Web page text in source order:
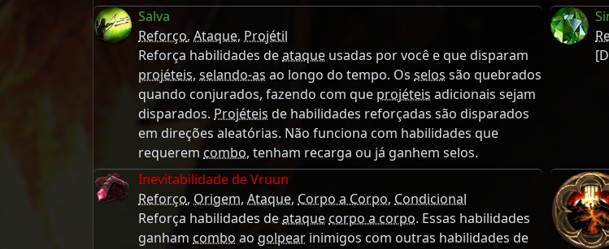
Salva
Reforço, Ataque, Projétil
Reforça habilidades deataque usadas por você e que disparam
projéteis, selando-as ao longo do tempo. Os selos são quebrados
quando conjurados, fazendo com que projéteis adicionais sejam
disparados. Projéteis de habilidades reforçadas são disparados
em direções aleatórias. Não funciona com habilidades que
requerem combo, tenham recarga ou já ganhem selos.
Inevitabilidade de Vruun
Reforço, Origem, Ataque, Corpo a Corpo, Condicional
Reforça habilidades deataquecorpo a corpo. Essas habilidades
ganham combo ao golpear inimigos com outras habilidades de